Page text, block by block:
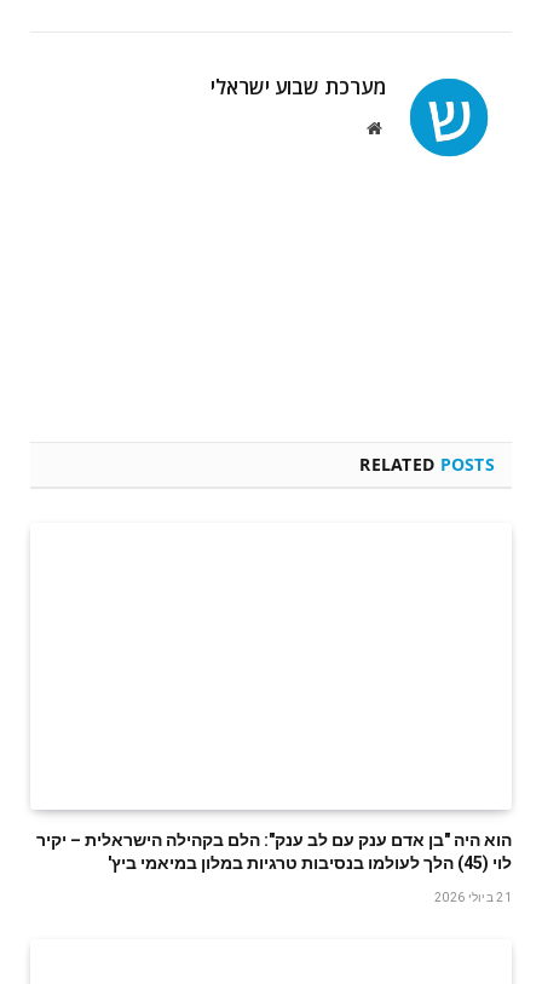
מערכת שבוע ישראלי
Website
RELATED POSTS
הוא היה "בן אדם ענק עם לב ענק": הלם בקהילה הישראלית – יקיר
לוי (45) הלך לעולמו בנסיבות טרגיות במלון במיאמי ביץ'
21 ביולי 2026